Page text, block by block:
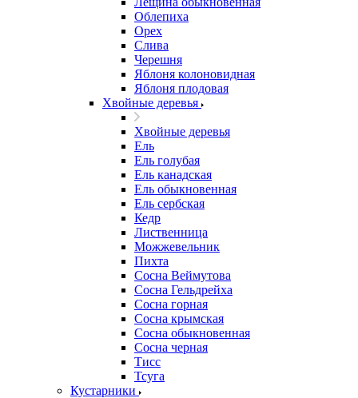
Облепиха
Орех
Слива
Черешня
Яблоня колоновидная
Яблоня плодовая
Хвойные деревья
Хвойные деревья
Ель
Ель голубая
Ель канадская
Ель обыкновенная
Ель сербская
Кедр
Лиственница
Можжевельник
Пихта
Сосна Веймутова
Сосна Гельдрейха
Сосна горная
Сосна крымская
Сосна обыкновенная
Сосна черная
Тисс
Тсуга
Кустарники